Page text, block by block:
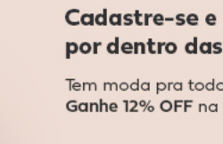
Bermuda (Amarelo)
Trick Nick - Conjunto Infantil